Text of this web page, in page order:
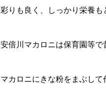
彩りも良く、しっかり栄養も
安倍川マカロニは保育園等
マカロニにきな粉をまぶし